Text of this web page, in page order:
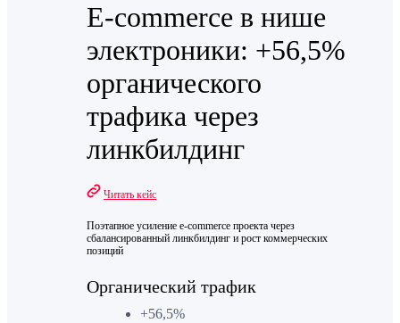
E-commerce в нише
электроники: +56,5%
органического
трафика через
линкбилдинг
Читать кейс
Поэтапное усиление e-commerce проекта через
сбалансированный линкбилдинг и рост коммерческих
позиций
Органический трафик
+56,5%